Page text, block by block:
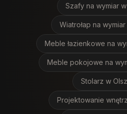
Szafy na wymiar
Wiatrołap na wymiar
Meble łazienkowe na
Meble pokojowe na
Stolarz w
Projektowanie wnętrz